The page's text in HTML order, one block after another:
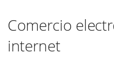
Comercio
internet